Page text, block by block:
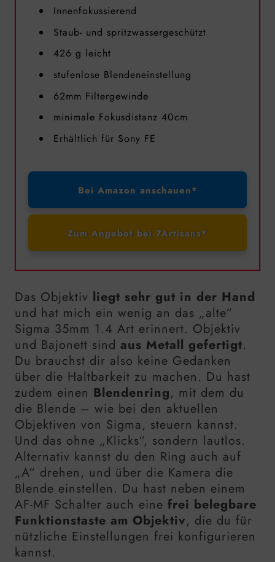
Innenfokussierend
Staub- und spritzwassergeschützt
426 g leicht
stufenlose Blendeneinstellung
62mm Filtergewinde
minimale Fokusdistanz 40cm
Erhältlich für Sony FE
Bei Amazon anschauen*
Zum Angebot bei 7Artisans*
Das Objektiv liegt sehr gut in der Hand
und hat mich ein wenig an das „alte“
Sigma 35mm 1.4 Art erinnert. Objektiv
und Bajonett sind aus Metall gefertigt.
Du brauchst dir also keine Gedanken
über die Haltbarkeit zu machen. Du hast
zudem einen Blendenring, mit dem du
die Blende – wie bei den aktuellen
Objektiven von Sigma, steuern kannst.
Und das ohne „Klicks“, sondern lautlos.
Alternativ kannst du den Ring auch auf
„A“ drehen, und über die Kamera die
Blende einstellen. Du hast neben einem
AF-MF Schalter auch eine frei belegbare
Funktionstaste am Objektiv, die du für
nützliche Einstellungen frei konfigurieren
kannst.